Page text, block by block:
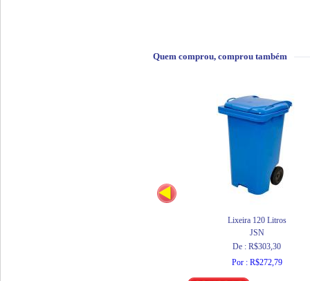
Quem comprou, comprou também
Lixeira 120 Litros
JSN
De : R$303,30
Por : R$272,79